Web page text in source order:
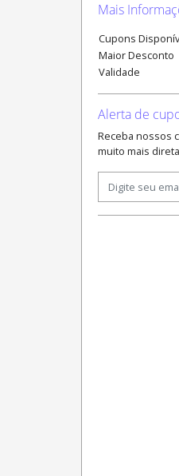
Mais
Cupons
Maior Desconto
Validade
Alerta de
Receba nossos
muito mais